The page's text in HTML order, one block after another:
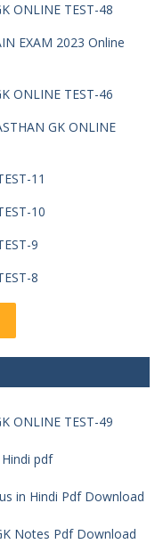
ONLINE TEST-48
EXAM 2023 Online
ONLINE TEST-46
GK ONLINE
11
10
9
8
ONLINE TEST-49
in Hindi pdf
in Hindi Pdf Download
Notes Pdf Download